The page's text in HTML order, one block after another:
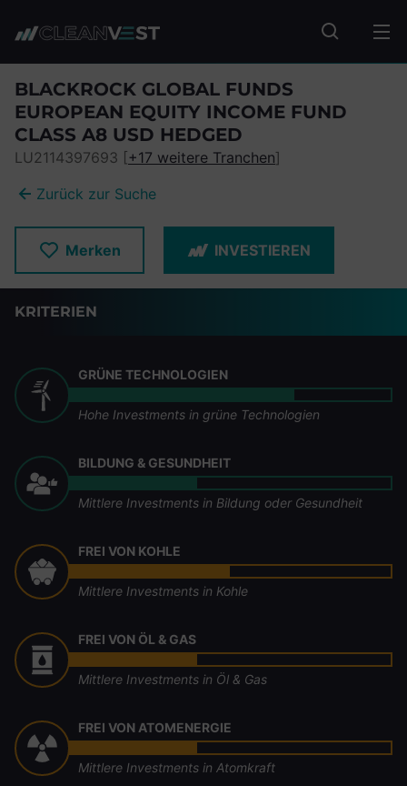
Fonds
BLACKROCK GLOBAL FUNDS
EUROPEAN EQUITY INCOME FUND
CLASS A8 USD HEDGED
LU2114397693 [+17 weitere Tranchen]
Zurück zur Suche
Merken INVESTIEREN
KRITERIEN
GRÜNE TECHNOLOGIEN
Hohe Investments in grüne Technologien
BILDUNG & GESUNDHEIT
Mittlere Investments in Bildung oder Gesundheit
FREI VON KOHLE
Mittlere Investments in Kohle
FREI VON ÖL & GAS
Mittlere Investments in Öl & Gas
FREI VON ATOMENERGIE
Mittlere Investments in Atomkraft